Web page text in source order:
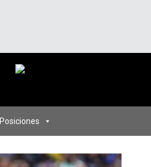
Posiciones